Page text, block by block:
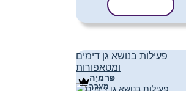
פעילות בנושא גן דימים
ומטאפורות
פּרֶמיָה
מַעֲרָך